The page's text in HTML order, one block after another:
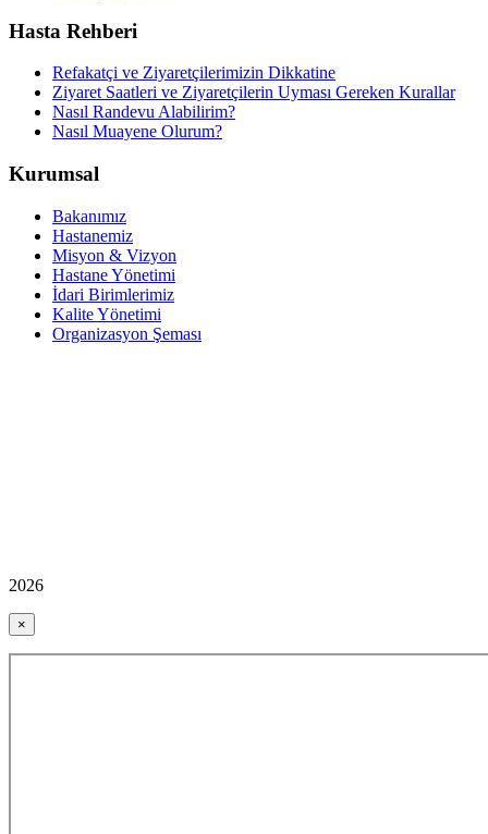
Hasta Rehberi
Refakatçi ve Ziyaretçilerimizin Dikkatine
Ziyaret Saatleri ve Ziyaretçilerin Uyması Gereken Kurallar
Nasıl Randevu Alabilirim?
Nasıl Muayene Olurum?
Kurumsal
Bakanımız
Hastanemiz
Misyon & Vizyon
Hastane Yönetimi
İdari Birimlerimiz
Kalite Yönetimi
Organizasyon Şeması
2026
×